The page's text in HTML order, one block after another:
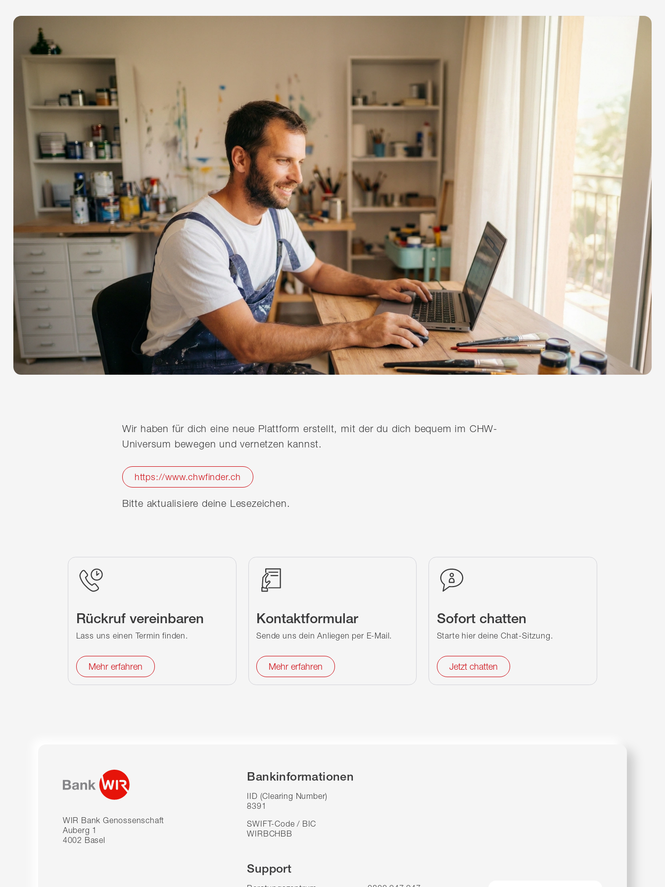
Wir haben für dich eine neue Plattform erstellt, mit der du dich bequem im CHW-
Universum bewegen und vernetzen kannst.
https://www.chwfinder.ch
Bitte aktualisiere deine Lesezeichen.
Rückruf vereinbaren
Lass uns einen Termin finden.
Mehr erfahren
Kontaktformular
Sende uns dein Anliegen per E-Mail.
Mehr erfahren
Sofort chatten
Starte hier deine Chat-Sitzung.
Jetzt chatten
WIR Bank Genossenschaft
Auberg 1
4002 Basel
Bankinformationen
IID (Clearing Number)
8391
SWIFT-Code / BIC
WIRBCHBB
Support